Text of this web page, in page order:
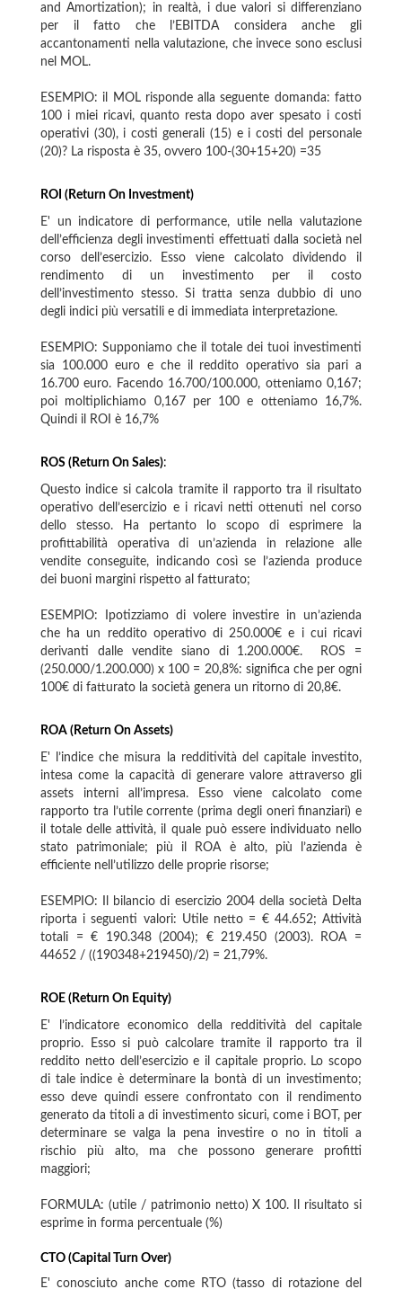
and Amortization); in realtà, i due valori si differenziano
per il fatto che l’EBITDA considera anche gli
accantonamenti nella valutazione, che invece sono esclusi
nel MOL.
ESEMPIO: il MOL risponde alla seguente domanda: fatto
100 i miei ricavi, quanto resta dopo aver spesato i costi
operativi (30), i costi generali (15) e i costi del personale
(20)? La risposta è 35, ovvero 100-(30+15+20) =35
ROI (Return On Investment)
E' un indicatore di performance, utile nella valutazione
dell’efficienza degli investimenti effettuati dalla società nel
corso dell’esercizio. Esso viene calcolato dividendo il
rendimento di un investimento per il costo
dell’investimento stesso. Si tratta senza dubbio di uno
degli indici più versatili e di immediata interpretazione.
ESEMPIO: Supponiamo che il totale dei tuoi investimenti
sia 100.000 euro e che il reddito operativo sia pari a
16.700 euro. Facendo 16.700/100.000, otteniamo 0,167;
poi moltiplichiamo 0,167 per 100 e otteniamo 16,7%.
Quindi il ROI è 16,7%
ROS (Return On Sales):
Questo indice si calcola tramite il rapporto tra il risultato
operativo dell’esercizio e i ricavi netti ottenuti nel corso
dello stesso. Ha pertanto lo scopo di esprimere la
profittabilità operativa di un’azienda in relazione alle
vendite conseguite, indicando così se l’azienda produce
dei buoni margini rispetto al fatturato;
ESEMPIO: Ipotizziamo di volere investire in un’azienda
che ha un reddito operativo di 250.000€ e i cui ricavi
derivanti dalle vendite siano di 1.200.000€. ROS =
(250.000/1.200.000) x 100 = 20,8%: significa che per ogni
100€ di fatturato la società genera un ritorno di 20,8€.
ROA (Return On Assets)
E' l’indice che misura la redditività del capitale investito,
intesa come la capacità di generare valore attraverso gli
assets interni all’impresa. Esso viene calcolato come
rapporto tra l’utile corrente (prima degli oneri finanziari) e
il totale delle attività, il quale può essere individuato nello
stato patrimoniale; più il ROA è alto, più l’azienda è
efficiente nell’utilizzo delle proprie risorse;
ESEMPIO: Il bilancio di esercizio 2004 della società Delta
riporta i seguenti valori: Utile netto = € 44.652; Attività
totali = € 190.348 (2004); € 219.450 (2003). ROA =
44652 / ((190348+219450)/2) = 21,79%.
ROE (Return On Equity)
E' l’indicatore economico della redditività del capitale
proprio. Esso si può calcolare tramite il rapporto tra il
reddito netto dell’esercizio e il capitale proprio. Lo scopo
di tale indice è determinare la bontà di un investimento;
esso deve quindi essere confrontato con il rendimento
generato da titoli a di investimento sicuri, come i BOT, per
determinare se valga la pena investire o no in titoli a
rischio più alto, ma che possono generare profitti
maggiori;
FORMULA: (utile / patrimonio netto) X 100. Il risultato si
esprime in forma percentuale (%)
CTO (Capital Turn Over)
E' conosciuto anche come RTO (tasso di rotazione del